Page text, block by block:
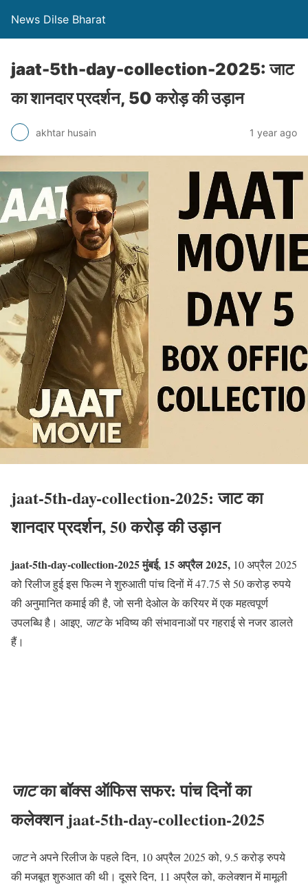
News Dilse Bharat
jaat-5th-day-collection-2025: जाट
का शानदार प्रदर्शन, 50 करोड़ की उड़ान
akhtar husain 1 year ago
jaat-5th-day-collection-2025: जाट का
शानदार प्रदर्शन, 50 करोड़ की उड़ान
jaat-5th-day-collection-2025 मुंबई, 15 अप्रैल 2025, 10 अप्रैल 2025
को रिलीज हुई इस फिल्म ने शुरुआती पांच दिनों में 47.75 से 50 करोड़ रुपये
की अनुमानित कमाई की है, जो सनी देओल के करियर में एक महत्वपूर्ण
उपलब्धि है। आइए, जाटके भविष्य की संभावनाओं पर गहराई से नजर डालते
हैं।
जाटका बॉक्स ऑफिस सफर: पांच दिनों का
कलेक्शन jaat-5th-day-collection-2025
जाटने अपने रिलीज के पहले दिन, 10 अप्रैल 2025 को, 9.5 करोड़ रुपये
की मजबूत शुरुआत की थी। दूसरे दिन, 11 अप्रैल को, कलेक्शन में मामूली